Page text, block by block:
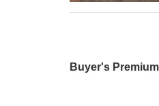
Buyer's Premium